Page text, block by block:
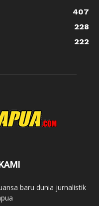
407
228
222
baru dunia jurnalistik